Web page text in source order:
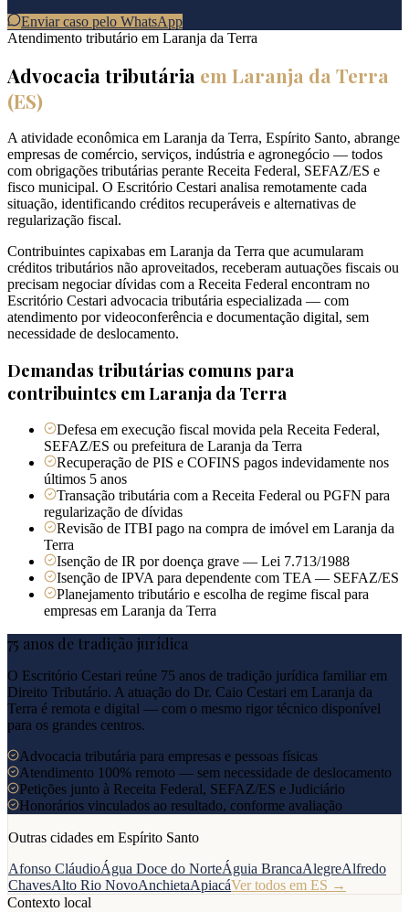
Enviar caso pelo WhatsApp
Atendimento tributário em Laranja da Terra
Advocacia tributária em Laranja da Terra
(ES)
A atividade econômica em Laranja da Terra, Espírito Santo, abrange
empresas de comércio, serviços, indústria e agronegócio — todos
com obrigações tributárias perante Receita Federal, SEFAZ/ES e
fisco municipal. O Escritório Cestari analisa remotamente cada
situação, identificando créditos recuperáveis e alternativas de
regularização fiscal.
Contribuintes capixabas em Laranja da Terra que acumularam
créditos tributários não aproveitados, receberam autuações fiscais ou
precisam negociar dívidas com a Receita Federal encontram no
Escritório Cestari advocacia tributária especializada — com
atendimento por videoconferência e documentação digital, sem
necessidade de deslocamento.
Demandas tributárias comuns para
contribuintes emLaranja da Terra
Defesa em execução fiscal movida pela Receita Federal,
SEFAZ/ES ou prefeitura de Laranja da Terra
Recuperação de PIS e COFINS pagos indevidamente nos
últimos 5 anos
Transação tributária com a Receita Federal ou PGFN para
regularização de dívidas
Revisão de ITBI pago na compra de imóvel em Laranja da
Terra
Isenção de IR por doença grave — Lei 7.713/1988
Isenção de IPVA para dependente com TEA — SEFAZ/ES
Planejamento tributário e escolha de regime fiscal para
empresas em Laranja da Terra
75 anos de tradição jurídica
O Escritório Cestari reúne 75 anos de tradição jurídica familiar em
Direito Tributário. A atuação do Dr. Caio Cestari em Laranja da
Terra é remota e digital — com o mesmo rigor técnico disponível
para os grandes centros.
Advocacia tributária para empresas e pessoas físicas
Atendimento 100% remoto — sem necessidade de deslocamento
Petições junto à Receita Federal, SEFAZ/ES e Judiciário
Honorários vinculados ao resultado, conforme avaliação
Outras cidades em Espírito Santo
Afonso CláudioÁgua Doce do NorteÁguia BrancaAlegreAlfredo
ChavesAlto Rio NovoAnchietaApiacáVer todos em ES →
Contexto local